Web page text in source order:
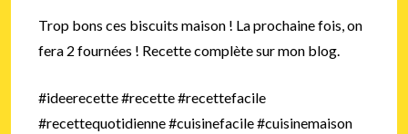
Trop bons ces biscuits maison ! La prochaine fois, on
fera 2 fournées ! Recette complète sur mon blog.
#ideerecette #recette #recettefacile
#recettequotidienne #cuisinefacile #cuisinemaison